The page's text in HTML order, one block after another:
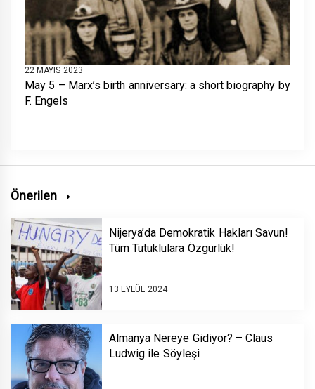
22 MAYIS 2023
May 5 – Marx’s birth anniversary: a short biography by
F. Engels
Önerilen
Nijerya’da Demokratik Hakları Savun!
Tüm Tutuklulara Özgürlük!
13 EYLÜL 2024
Almanya Nereye Gidiyor? – Claus
Ludwig ile Söyleşi